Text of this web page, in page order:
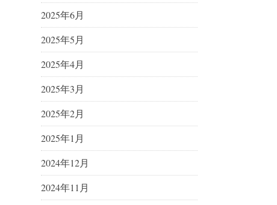
2025年6月
2025年5月
2025年4月
2025年3月
2025年2月
2025年1月
2024年12月
2024年11月